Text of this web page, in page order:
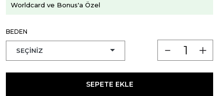
Worldcard ve Bonus'a Özel
BEDEN
SEPETE EKLE